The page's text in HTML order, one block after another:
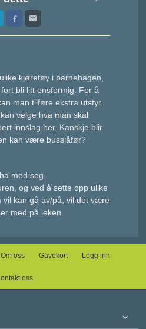
kjøretøy i barnehagen,
bli litt ensformig. For å
man tilføre ekstra utstyr.
velge hva man skal
innslag her. Kanskje blir
kan være bussjåfør?
med seg
og ved å sette opp ulike
vil kan gå av/på, vil det være
med på leken.
Om oss Gavekort Logg inn
oss